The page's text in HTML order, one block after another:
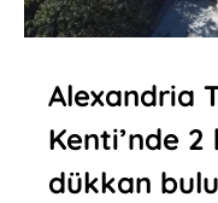
Alexandria
Kenti’nde 2
dükkan